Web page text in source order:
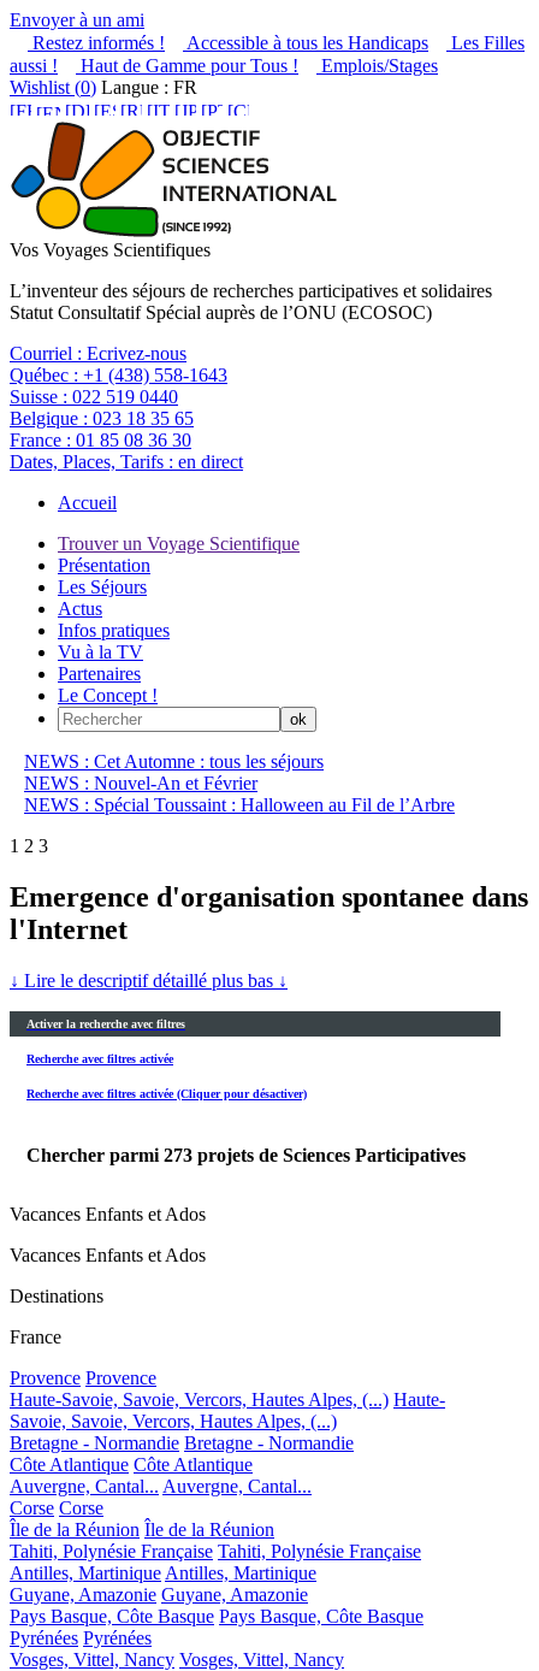
Envoyer à un ami
Restez informés !
Accessible à tous les Handicaps
Les Filles
aussi !
Haut de Gamme pour Tous !
Emplois/Stages
Wishlist (0) Langue : FR
Vos Voyages Scientifiques
L’inventeur des séjours de recherches participatives et solidaires
Statut Consultatif Spécial auprès de l’ONU (ECOSOC)
Courriel : Ecrivez-nous
Québec : +1 (438) 558-1643
Suisse : 022 519 0440
Belgique : 023 18 35 65
France : 01 85 08 36 30
Dates, Places, Tarifs : en direct
Accueil
Trouver un Voyage Scientifique
Présentation
Les Séjours
Actus
Infos pratiques
Vu à la TV
Partenaires
Le Concept !
NEWS : Cet Automne : tous les séjours
NEWS : Nouvel-An et Février
NEWS : Spécial Toussaint : Halloween au Fil de l’Arbre
1 2 3
Emergence d'organisation spontanee dans
l'Internet
↓ Lire le descriptif détaillé plus bas ↓
Activer la recherche avec filtres
Recherche avec filtres activée
Recherche avec filtres activée (Cliquer pour désactiver)
Chercher parmi 273 projets de Sciences Participatives
Vacances Enfants et Ados
Vacances Enfants et Ados
Destinations
France
Provence Provence
Haute-Savoie, Savoie, Vercors, Hautes Alpes, (...) Haute-
Savoie, Savoie, Vercors, Hautes Alpes, (...)
Bretagne - Normandie Bretagne - Normandie
Côte Atlantique Côte Atlantique
Auvergne, Cantal... Auvergne, Cantal...
Corse Corse
Île de la Réunion Île de la Réunion
Tahiti, Polynésie Française Tahiti, Polynésie Française
Antilles, Martinique Antilles, Martinique
Guyane, Amazonie Guyane, Amazonie
Pays Basque, Côte Basque Pays Basque, Côte Basque
Pyrénées Pyrénées
Vosges, Vittel, Nancy Vosges, Vittel, Nancy